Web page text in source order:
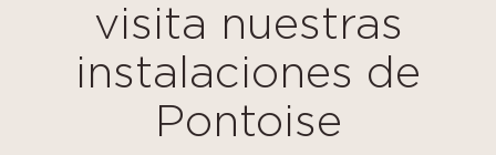
visita nuestras
instalaciones de
Pontoise